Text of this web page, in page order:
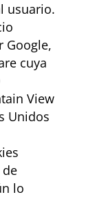
usuario.
Google,
cuya
View
Unidos
lo